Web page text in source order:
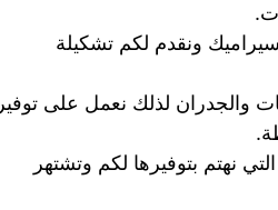
ونقدم لكم تشكيلة
والجدران لذلك نعمل على توفير
نهتم بتوفيرها لكم وتشتهر